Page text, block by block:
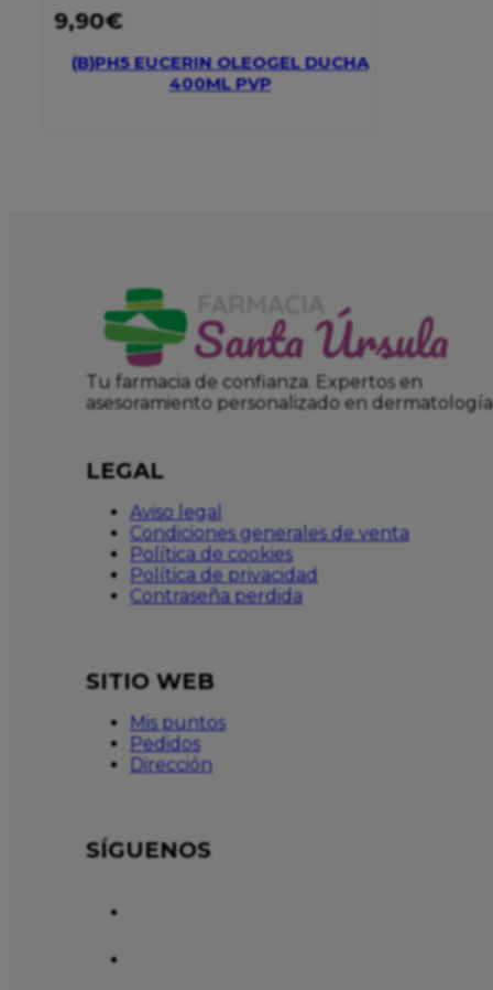
9,90€
(B)PH5 EUCERIN OLEOGEL DUCHA
400ML PVP
Tu farmacia de confianza. Expertos en
asesoramiento personalizado en dermatología
LEGAL
Aviso legal
Condiciones generales de venta
Política de cookies
Política de privacidad
Contraseña perdida
SITIO WEB
Mis puntos
Pedidos
Dirección
SÍGUENOS